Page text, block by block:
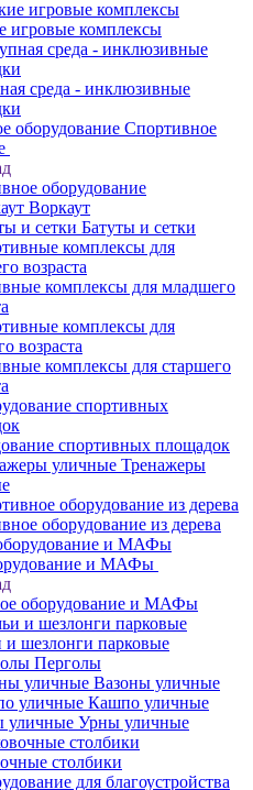
игровые комплексы
среда - инклюзивные
Спортивное
оборудование
Воркаут
Батуты и сетки
комплексы для младшего
комплексы для старшего
спортивных площадок
Тренажеры
оборудование из дерева
и МАФы
оборудование и МАФы
и шезлонги парковые
Перголы
Вазоны уличные
Кашпо уличные
Урны уличные
столбики